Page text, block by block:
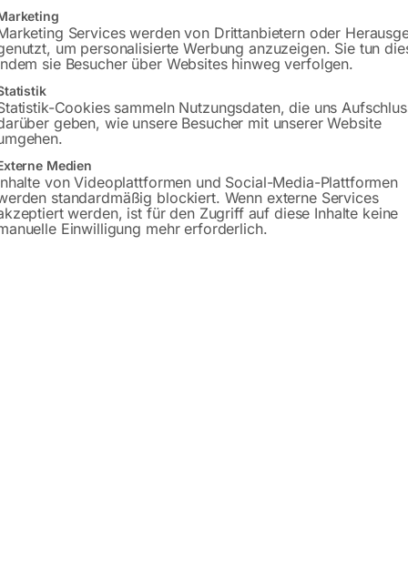
In den
Sie haben
Gerne
Anfrageformular
PRO
in drei Serien: PRO (Schweißplatte 15mm), PLUS
Plattformabmessungen zur Auswahl. Sie
nutzen ihn zum manuellen oder automatischen
ausgeführt! Der günstige und stabile
sowie die Wiederholbarkeit der ausgeführten
Services werden von Drittanbietern oder
um personalisierte Werbung anzuzeigen. Sie tun
sie Besucher über Websites hinweg verfolgen.
Cookies sammeln Nutzungsdaten, die uns
geben, wie unsere Besucher mit unserer Website
Medien
von Videoplattformen und Social-Media-Plattformen
standardmäßig blockiert. Wenn externe Services
werden, ist für den Zugriff auf diese Inhalte keine
Einwilligung mehr erforderlich.